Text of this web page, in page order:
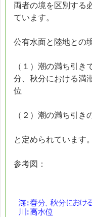
両者の境を区別する
ています。
公有水面と陸地との
（１）潮の満ち引き
分、秋分における満
位
（２）潮の満ち引き
と定められています。
参考図：